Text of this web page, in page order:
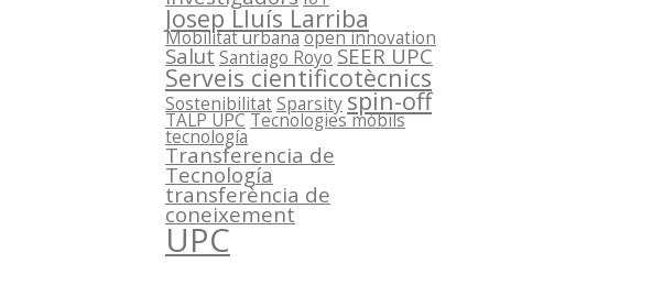
Josep Lluís Larriba
Mobilitat urbanaopen innovation
SalutSantiago Royo SEER UPC
Serveis cientificotècnics
SostenibilitatSparsityspin-off
TALP UPCTecnologies mòbils
tecnología
Transferencia de
Tecnología
transferència de
coneixement
UPC